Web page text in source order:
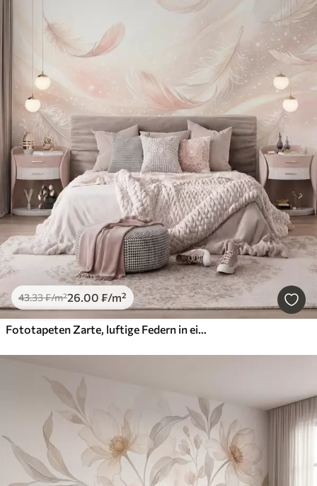
43.33₣/m²26.00 ₣/m²
Fototapeten Zarte, luftige Federn in einem pfirsichrosa Schimmer